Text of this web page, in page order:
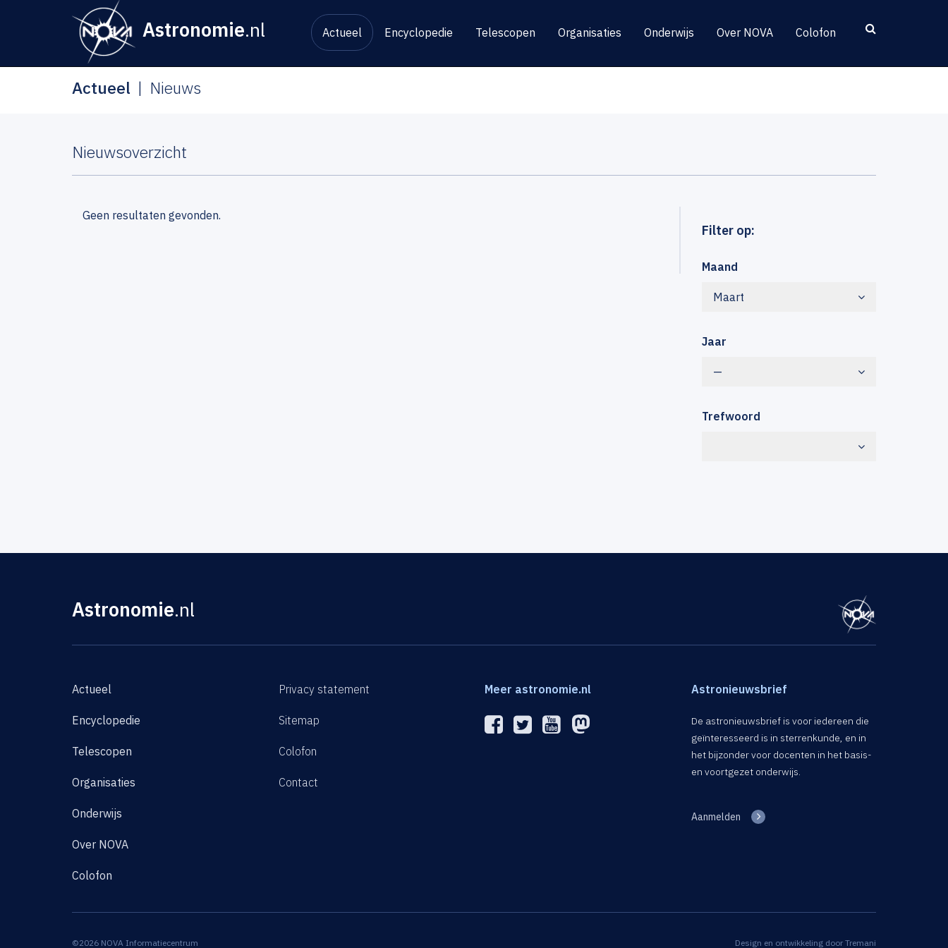
Astronomie.nl Actueel Encyclopedie Telescopen Organisaties Onderwijs Over NOVA Colofon
Actueel Nieuws
Nieuwsoverzicht
Filter op:
Maand
Maart
Jaar
—
Trefwoord
Geen resultaten gevonden.
Astronomie.nl
Actueel
Encyclopedie
Telescopen
Organisaties
Onderwijs
Over NOVA
Colofon
Privacy statement
Sitemap
Colofon
Contact
Meer astronomie.nl Astronieuwsbrief
De astronieuwsbrief is voor iedereen die
geïnteresseerd is in sterrenkunde, en in
het bijzonder voor docenten in het basis-
en voortgezet onderwijs.
Aanmelden
©2026 NOVA Informatiecentrum Design en ontwikkeling door Tremani